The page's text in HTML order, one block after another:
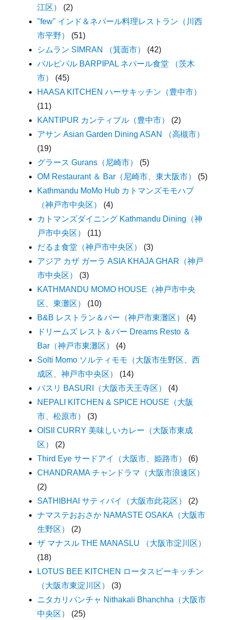
江区）
(2)
"few" インド＆ネパール料理レストラン（川西
市平野）
(51)
シムラン SIMRAN （箕面市）
(42)
バルピパル BARPIPAL ネパール食堂 （茨木
市）
(45)
HAASA KITCHEN ハーサキッチン（豊中市）
(11)
KANTIPUR カンティプル（豊中市）
(2)
アサン Asian Garden Dining ASAN （高槻市）
(19)
グラース Gurans（尼崎市）
(5)
OM Restaurant ＆ Bar（尼崎市、東大阪市）
(5)
Kathmandu MoMo Hub カトマンズモモハブ
（神戸市中央区）
(4)
カトマンズダイニング Kathmandu Dining（神
戸市中央区）
(11)
だるま食堂（神戸市中央区）
(3)
アジア カザ ガーラ ASIA KHAJA GHAR（神戸
市中央区）
(3)
KATHMANDU MOMO HOUSE（神戸市中央
区、東灘区）
(10)
B&B レストラン＆バー（神戸市東灘区）
(4)
ドリームズ レスト＆バー Dreams Resto ＆
Bar（神戸市東灘区）
(4)
Solti Momo ソルティモモ（大阪市生野区、西
成区、神戸市中央区）
(14)
バスリ BASURI（大阪市天王寺区）
(4)
NEPALI KITCHEN & SPICE HOUSE（大阪
市、松原市）
(3)
OISII CURRY 美味しいカレー（大阪市東成
区）
(2)
Third Eye サードアイ（大阪市、姫路市）
(6)
CHANDRAMA チャンドラマ（大阪市浪速区）
(2)
SATHIBHAI サティバイ（大阪市此花区）
(2)
ナマステおおさか NAMASTE OSAKA（大阪市
生野区）
(2)
ザ マナスル THE MANASLU （大阪市淀川区）
(18)
LOTUS BEE KITCHEN ロータスビーキッチン
（大阪市東淀川区）
(3)
ニタカリバンチャ Nithakali Bhanchha（大阪市
中央区）
(25)